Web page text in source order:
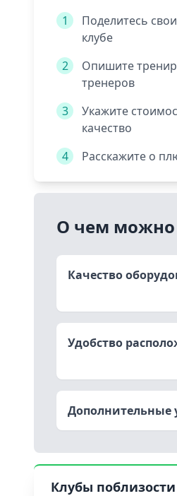
1
Поделитесь
клубе
2
Опишите
тренеров
3
Укажите
качество
4
Расскажите о
О чем можно
Качество
Удобство
Дополнительные
Клубы поблизости